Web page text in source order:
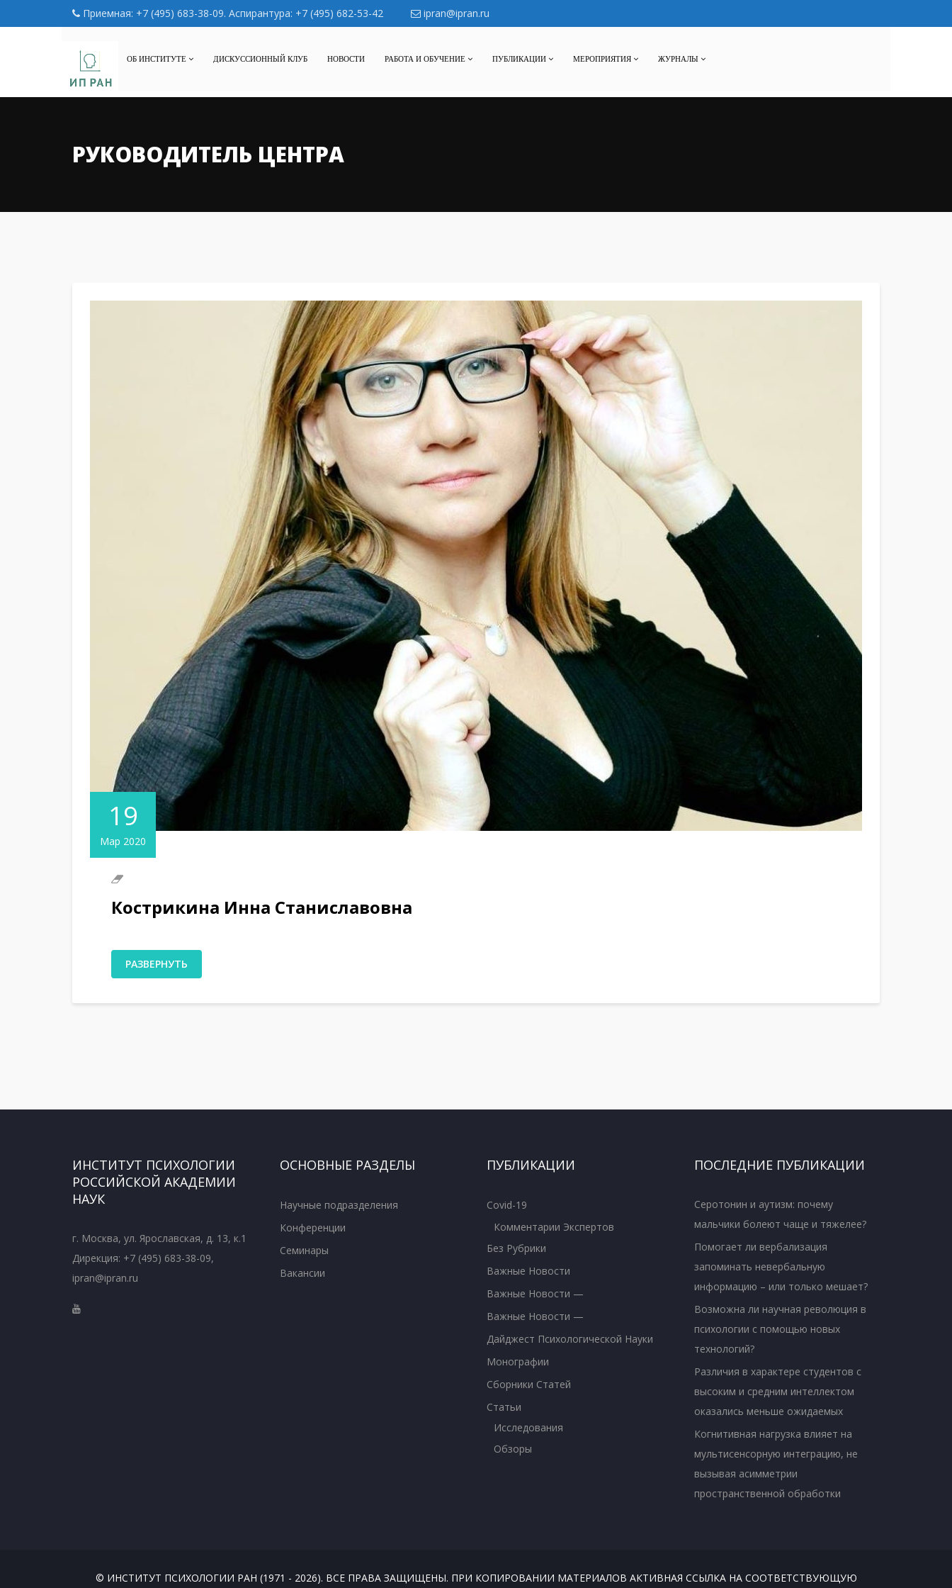
Приемная: +7 (495) 683-38-09. Аспирантура: +7 (495) 682-53-42 ipran@ipran.ru
ОБ ИНСТИТУТЕ ДИСКУССИОННЫЙ КЛУБ НОВОСТИ РАБОТА И ОБУЧЕНИЕ ПУБЛИКАЦИИ МЕРОПРИЯТИЯ ЖУРНАЛЫ
РУКОВОДИТЕЛЬ ЦЕНТРА
19
Мар 2020
Кострикина Инна Станиславовна
РАЗВЕРНУТЬ
ИНСТИТУТ ПСИХОЛОГИИ
РОССИЙСКОЙ АКАДЕМИИ
НАУК
г. Москва, ул. Ярославская, д. 13, к.1
Дирекция: +7 (495) 683-38-09,
ipran@ipran.ru
ОСНОВНЫЕ РАЗДЕЛЫ
Научные подразделения
Конференции
Семинары
Вакансии
ПУБЛИКАЦИИ
Covid-19
Комментарии Экспертов
Без Рубрики
Важные Новости
Важные Новости —
Важные Новости —
Дайджест Психологической Науки
Монографии
Сборники Статей
Статьи
Исследования
Обзоры
ПОСЛЕДНИЕ ПУБЛИКАЦИИ
Серотонин и аутизм: почему
мальчики болеют чаще и тяжелее?
Помогает ли вербализация
запоминать невербальную
информацию – или только мешает?
Возможна ли научная революция в
психологии с помощью новых
технологий?
Различия в характере студентов с
высоким и средним интеллектом
оказались меньше ожидаемых
Когнитивная нагрузка влияет на
мультисенсорную интеграцию, не
вызывая асимметрии
пространственной обработки
© ИНСТИТУТ ПСИХОЛОГИИ РАН (1971 - 2026). ВСЕ ПРАВА ЗАЩИЩЕНЫ. ПРИ КОПИРОВАНИИ МАТЕРИАЛОВ АКТИВНАЯ ССЫЛКА НА СООТВЕТСТВУЮЩУЮ